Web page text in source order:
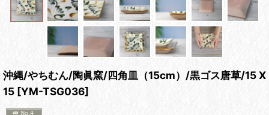
沖縄/やちむん/陶眞窯/四角皿（15cm）/黒ゴス唐草/15 X
15 [YM-TSG036]